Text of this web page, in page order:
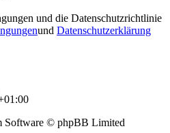
und die Datenschutzrichtlinie
und Datenschutzerklärung
Software © phpBB Limited